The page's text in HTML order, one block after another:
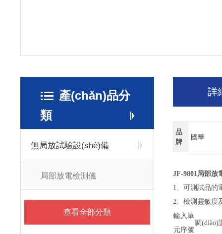
產(chǎn)品分
類
無局放試驗設(shè)備
局部放電檢測儀
查看全部分類
詳
品
牌
國華
JF-9801局部放
1、可測試
2、檢測靈敏
輸入單
元序號
調(diào)